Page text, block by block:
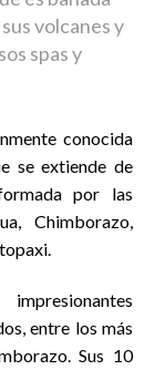
volcanes y
spas y
conocida
se extiende de
por las
Chimborazo,
entre los más
Sus 10